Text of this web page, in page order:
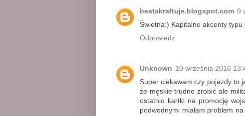
beatakraftuje.blogspot.com 9
Świetna:) Kapitalne akcenty
Odpowiedz
Unknown 10 września 2016
Super ciekawam czy pojazdy to
że męskie trudno zrobić ale
ostatnio kartki na promocję
podwodnymi miałam problem